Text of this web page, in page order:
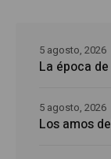
La época
5 agosto, 2026
Los amos
5 agosto, 2026